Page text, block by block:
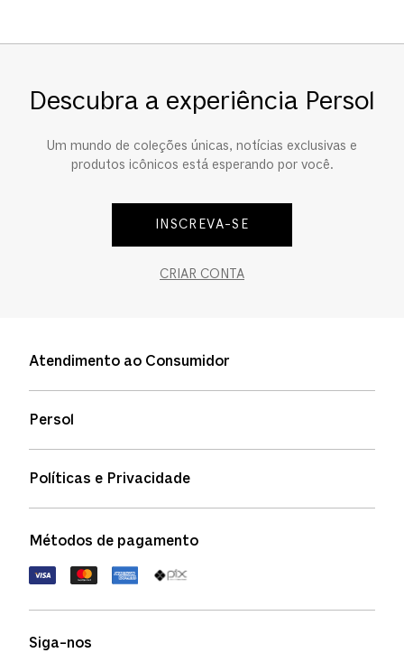
Descubra a experiência Persol
Um mundo de coleções únicas, notícias exclusivas e
produtos icônicos está esperando por você.
INSCREVA-SE
CRIAR CONTA
Atendimento ao Consumidor
Status de pedidos
Política de garantia
FAQs
Persol
Políticas e Privacidade
Política de devolução
Termos de uso
Métodos de pagamento
Siga-nos